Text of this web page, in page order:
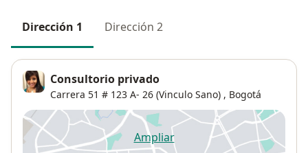
Dirección 1 Dirección 2
Consultorio privado
Carrera 51 # 123 A- 26 (Vinculo Sano) , Bogotá
Ampliarse abre en una nueva